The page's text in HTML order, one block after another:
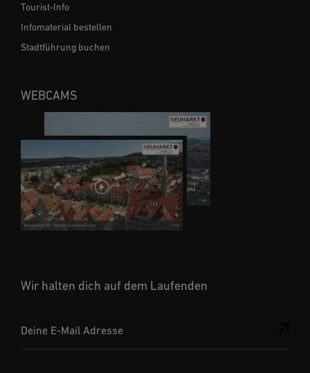
Wir halten dich auf dem Laufenden
Deine E-Mail Adresse
Tourist-Info
Infomaterial bestellen
Stadtführung buchen
WEBCAMS